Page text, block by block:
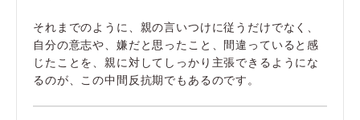
それまでのように、親の言いつけに従うだけでなく、
自分の意志や、嫌だと思ったこと、間違っていると感
じたことを、親に対してしっかり主張できるようにな
るのが、この中間反抗期でもあるのです。